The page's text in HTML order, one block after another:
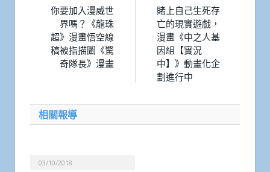
你要加入漫威世
界嗎？《龍珠
超》漫畫悟空線
稿被指描圖《驚
奇隊長》漫畫
賭上自己生死存
亡的現實遊戲，
漫畫《中之人基
因組【實況
中】》動畫化企
劃進行中
相關報導
03/10/2018